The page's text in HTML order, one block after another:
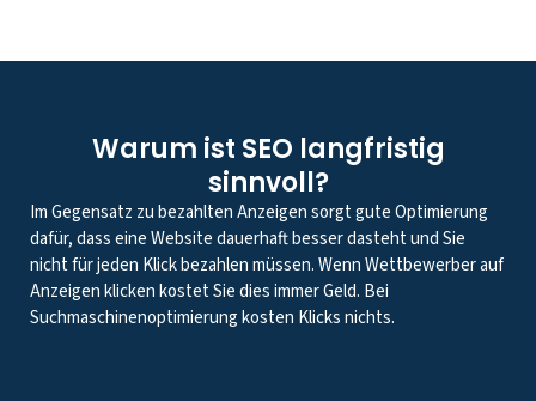
Warum ist SEO langfristig
sinnvoll?
Im Gegensatz zu bezahlten Anzeigen sorgt gute Optimierung
dafür, dass eine Website dauerhaft besser dasteht und Sie
nicht für jeden Klick bezahlen müssen. Wenn Wettbewerber auf
Anzeigen klicken kostet Sie dies immer Geld. Bei
Suchmaschinenoptimierung kosten Klicks nichts.